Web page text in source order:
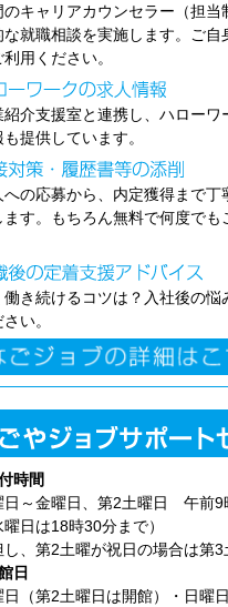
のキャリアカウンセラー（担当
な就職相談を実施します。ご自
利用ください。
紹介支援室と連携し、ハローワ
提供しています。
への応募から、内定獲得まで丁
ます。もちろん無料で何度でも
働き続けるコツは？入社後の悩
い。
時間
日～金曜日、第2土曜日 午前9
曜日は18時30分まで）
、第2土曜が祝日の場合は第3
日
日（第2土曜日は開館）・日曜日